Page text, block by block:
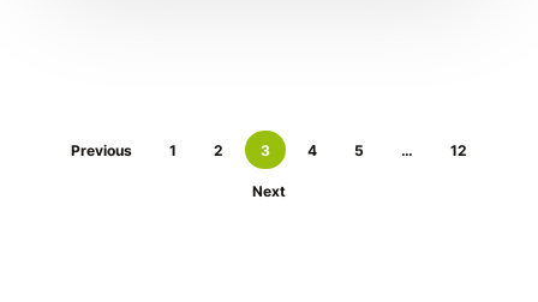
Previous 1 2 3 4 5 … 12
Next